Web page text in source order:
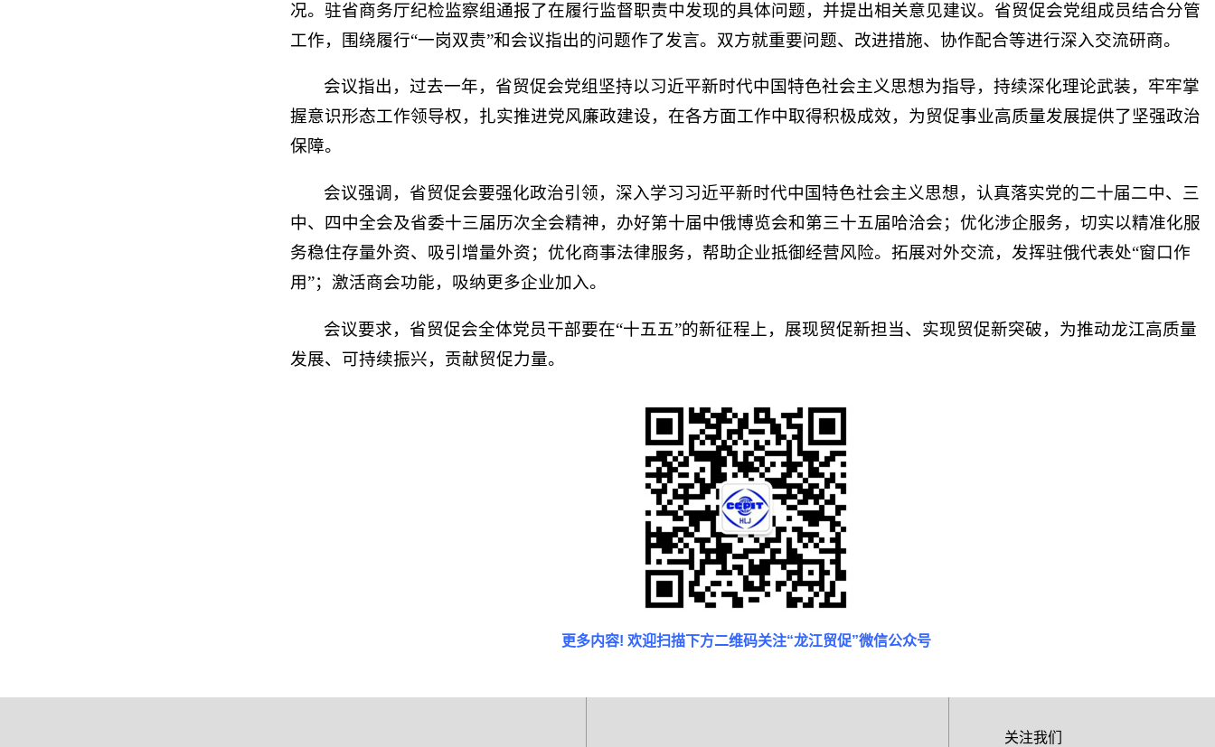
况。驻省商务厅纪检监察组通报了在履行监督职责中发现的具体问题，并提出相关意见建议。省贸促会党组成员结合分管
工作，围绕履行“一岗双责”和会议指出的问题作了发言。双方就重要问题、改进措施、协作配合等进行深入交流研商。
会议指出，过去一年，省贸促会党组坚持以习近平新时代中国特色社会主义思想为指导，持续深化理论武装，牢牢掌
握意识形态工作领导权，扎实推进党风廉政建设，在各方面工作中取得积极成效，为贸促事业高质量发展提供了坚强政治
保障。
会议强调，省贸促会要强化政治引领，深入学习习近平新时代中国特色社会主义思想，认真落实党的二十届二中、三
中、四中全会及省委十三届历次全会精神，办好第十届中俄博览会和第三十五届哈洽会；优化涉企服务，切实以精准化服
务稳住存量外资、吸引增量外资；优化商事法律服务，帮助企业抵御经营风险。拓展对外交流，发挥驻俄代表处“窗口作
用”；激活商会功能，吸纳更多企业加入。
会议要求，省贸促会全体党员干部要在“十五五”的新征程上，展现贸促新担当、实现贸促新突破，为推动龙江高质量
发展、可持续振兴，贡献贸促力量。
更多内容! 欢迎扫描下方二维码关注“龙江贸促”微信公众号
关注我们